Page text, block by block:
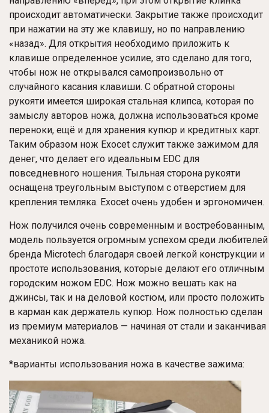
происходит автоматически. Закрытие также происходит
при нажатии на эту же клавишу, но по направлению
«назад». Для открытия необходимо приложить к
клавише определенное усилие, это сделано для того,
чтобы нож не открывался самопроизвольно от
случайного касания клавиши. С обратной стороны
рукояти имеется широкая стальная клипса, которая по
замыслу авторов ножа, должна использоваться кроме
переноки, ещё и для хранения купюр и кредитных карт.
Таким образом нож Exocet служит также зажимом для
денег, что делает его идеальным EDC для
повседневного ношения. Тыльная сторона рукояти
оснащена треугольным выступом с отверстием для
крепления темляка. Exocet очень удобен и эргономичен.
Нож получился очень современным и востребованным,
модель пользуется огромным успехом среди любителей
бренда Microtech благодаря своей легкой конструкции и
простоте использования, которые делают его отличным
городским ножом EDC. Нож можно вешать как на
джинсы, так и на деловой костюм, или просто положить
в карман как держатель купюр. Нож полностью сделан
из премиум материалов — начиная от стали и заканчивая
механикой ножа.
*варианты использования ножа в качестве зажима: